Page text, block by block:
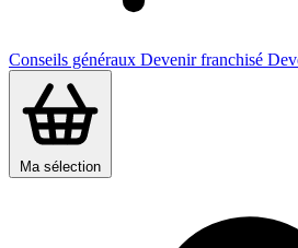
Conseils généraux Devenir franchisé
Ma sélection